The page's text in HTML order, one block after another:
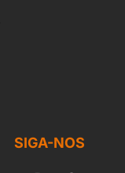
SIGA-NOS